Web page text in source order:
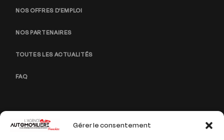
Gérer le consentement
NOS OFFRES D’EMPLOI
NOS PARTENAIRES
TOUTES LES ACTUALITÉS
FAQ
PAGES LÉGALES